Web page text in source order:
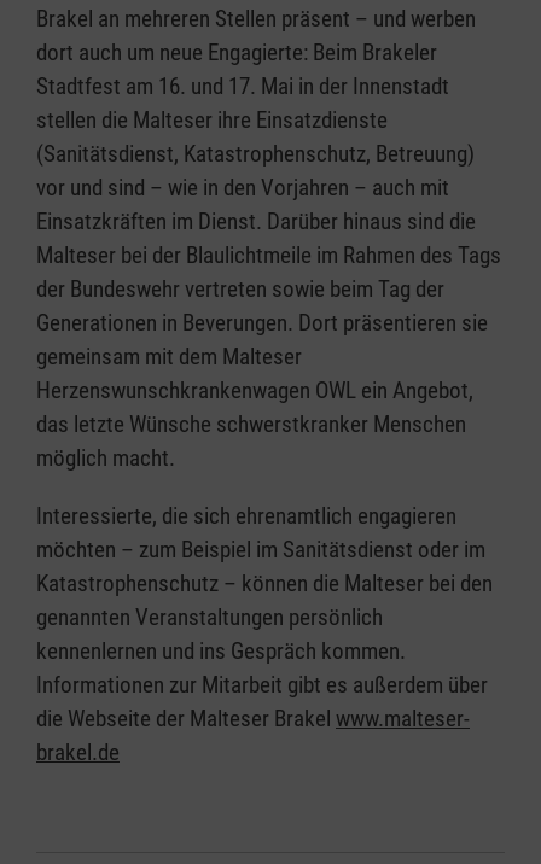
Brakel an mehreren Stellen präsent – und werben
dort auch um neue Engagierte: Beim Brakeler
Stadtfest am 16. und 17. Mai in der Innenstadt
stellen die Malteser ihre Einsatzdienste
(Sanitätsdienst, Katastrophenschutz, Betreuung)
vor und sind – wie in den Vorjahren – auch mit
Einsatzkräften im Dienst. Darüber hinaus sind die
Malteser bei der Blaulichtmeile im Rahmen des Tags
der Bundeswehr vertreten sowie beim Tag der
Generationen in Beverungen. Dort präsentieren sie
gemeinsam mit dem Malteser
Herzenswunschkrankenwagen OWL ein Angebot,
das letzte Wünsche schwerstkranker Menschen
möglich macht.
Interessierte, die sich ehrenamtlich engagieren
möchten – zum Beispiel im Sanitätsdienst oder im
Katastrophenschutz – können die Malteser bei den
genannten Veranstaltungen persönlich
kennenlernen und ins Gespräch kommen.
Informationen zur Mitarbeit gibt es außerdem über
die Webseite der Malteser Brakel www.malteser-
brakel.de